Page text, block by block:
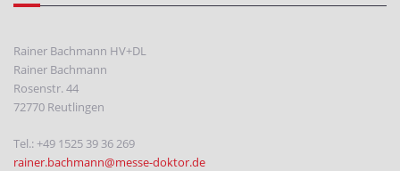
Rainer Bachmann HV+DL
Rainer Bachmann
Rosenstr. 44
72770 Reutlingen
Tel.: +49 1525 39 36 269
rainer.bachmann@messe-doktor.de